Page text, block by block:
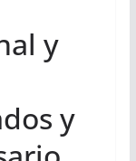
y
y